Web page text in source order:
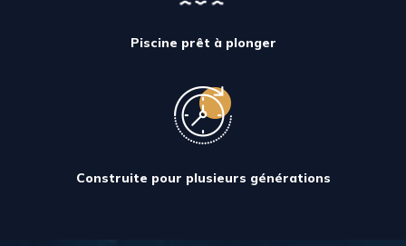
Piscine prêt à plonger
Construite pour plusieurs générations